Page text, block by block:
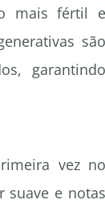
mais fértil e
são
garantindo
vez no
suave e notas